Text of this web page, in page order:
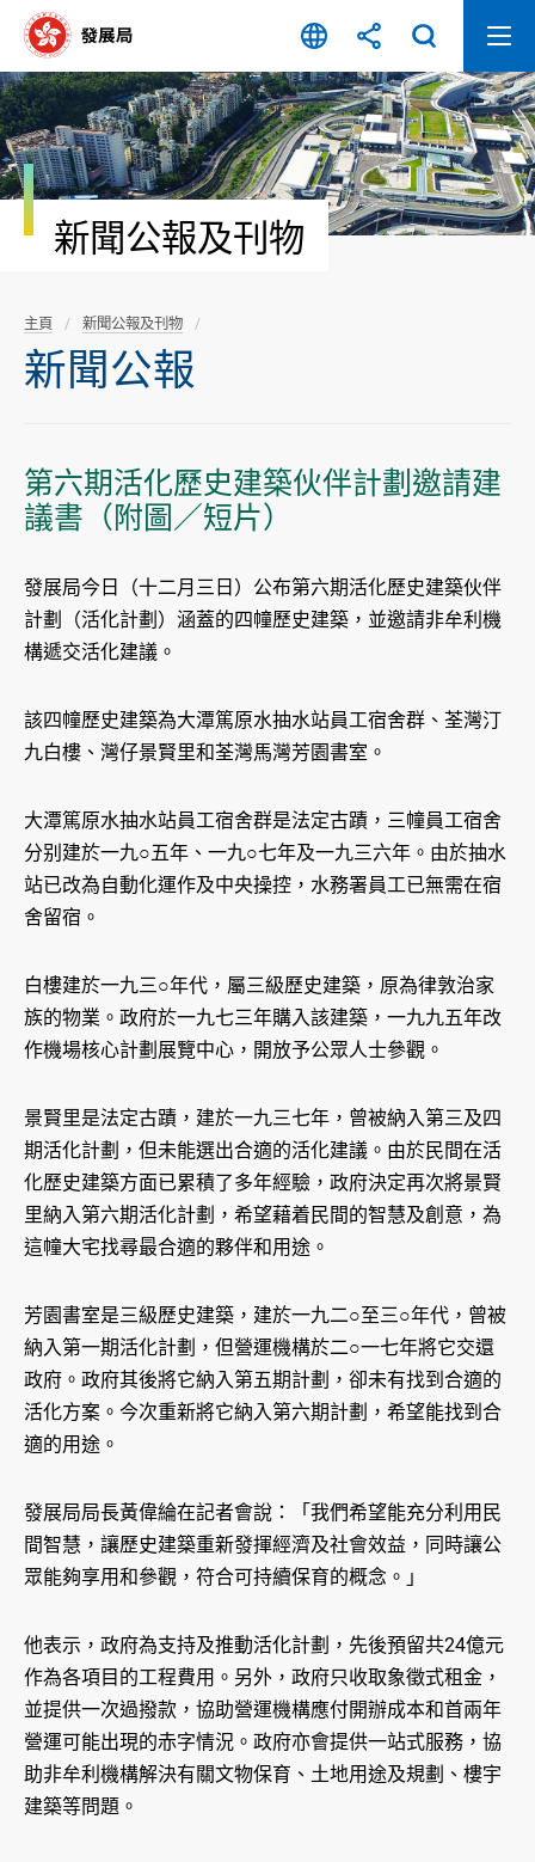
容
開
始
新聞公報及刊物
主頁 新聞公報及刊物
新聞公報
第六期活化歷史建築伙伴計劃邀請建
議書（附圖／短片）
發展局今日（十二月三日）公布第六期活化歷史建築伙伴
計劃（活化計劃）涵蓋的四幢歷史建築，並邀請非牟利機
構遞交活化建議。
該四幢歷史建築為大潭篤原水抽水站員工宿舍群、荃灣汀
九白樓、灣仔景賢里和荃灣馬灣芳園書室。
大潭篤原水抽水站員工宿舍群是法定古蹟，三幢員工宿舍
分别建於一九○五年、一九○七年及一九三六年。由於抽水
站已改為自動化運作及中央操控，水務署員工已無需在宿
舍留宿。
白樓建於一九三○年代，屬三級歷史建築，原為律敦治家
族的物業。政府於一九七三年購入該建築，一九九五年改
作機場核心計劃展覽中心，開放予公眾人士參觀。
景賢里是法定古蹟，建於一九三七年，曾被納入第三及四
期活化計劃，但未能選出合適的活化建議。由於民間在活
化歷史建築方面已累積了多年經驗，政府決定再次將景賢
里納入第六期活化計劃，希望藉着民間的智慧及創意，為
這幢大宅找尋最合適的夥伴和用途。
芳園書室是三級歷史建築，建於一九二○至三○年代，曾被
納入第一期活化計劃，但營運機構於二○一七年將它交還
政府。政府其後將它納入第五期計劃，卻未有找到合適的
活化方案。今次重新將它納入第六期計劃，希望能找到合
適的用途。
發展局局長黃偉綸在記者會說：「我們希望能充分利用民
間智慧，讓歷史建築重新發揮經濟及社會效益，同時讓公
眾能夠享用和參觀，符合可持續保育的概念。」
他表示，政府為支持及推動活化計劃，先後預留共24億元
作為各項目的工程費用。另外，政府只收取象徵式租金，
並提供一次過撥款，協助營運機構應付開辦成本和首兩年
營運可能出現的赤字情況。政府亦會提供一站式服務，協
助非牟利機構解決有關文物保育、土地用途及規劃、樓宇
建築等問題。